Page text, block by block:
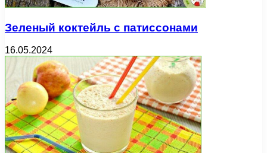
Зеленый коктейль с патиссонами
16.05.2024